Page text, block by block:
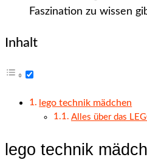
Inhalt
lego technik mädchen
Alles über das
lego technik